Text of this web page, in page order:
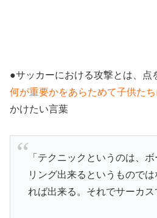
●サッカーにおける攻撃とは、点
何が重要かをあらためて子供た
かけたい言葉
「テクニックというのは、
リング出来るというもので
れば出来る。それでサーカス